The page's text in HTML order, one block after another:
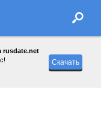
rusdate.net
Скачать